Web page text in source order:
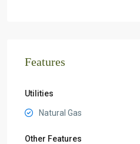
Features
Utilities
Natural Gas
Other Features